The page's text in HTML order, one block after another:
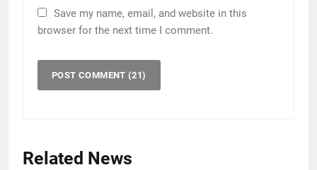
Save my name, email, and website in this
browser for the next time I comment.
Related News